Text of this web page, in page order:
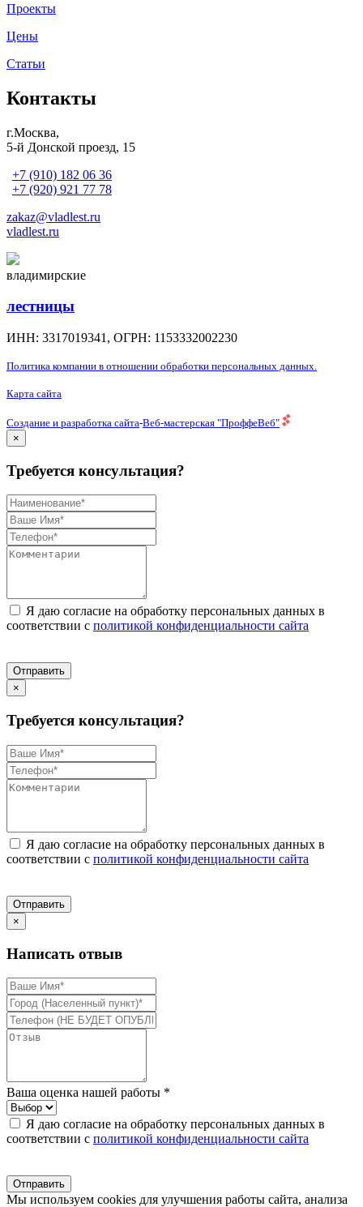
Проекты
Цены
Статьи
Контакты
г.Москва,
5-й Донской проезд, 15
+7 (910) 182 06 36
+7 (920) 921 77 78
zakaz@vladlest.ru
vladlest.ru
владимирские
лестницы
ИНН: 3317019341, ОГРН: 1153332002230
Политика компании в отношении обработки персональных данных.
Карта сайта
Создание и разработка сайта-Веб-мастерская "ПроффеВеб"
×
Требуется консультация?
Я даю согласие на обработку персональных данных в
соответствии с политикой конфиденциальности сайта
Отправить
×
Требуется консультация?
Я даю согласие на обработку персональных данных в
соответствии с политикой конфиденциальности сайта
Отправить
×
Написать отвыв
Ваша оценка нашей работы *
Я даю согласие на обработку персональных данных в
соответствии с политикой конфиденциальности сайта
Отправить
Мы используем cookies для улучшения работы сайта, анализа